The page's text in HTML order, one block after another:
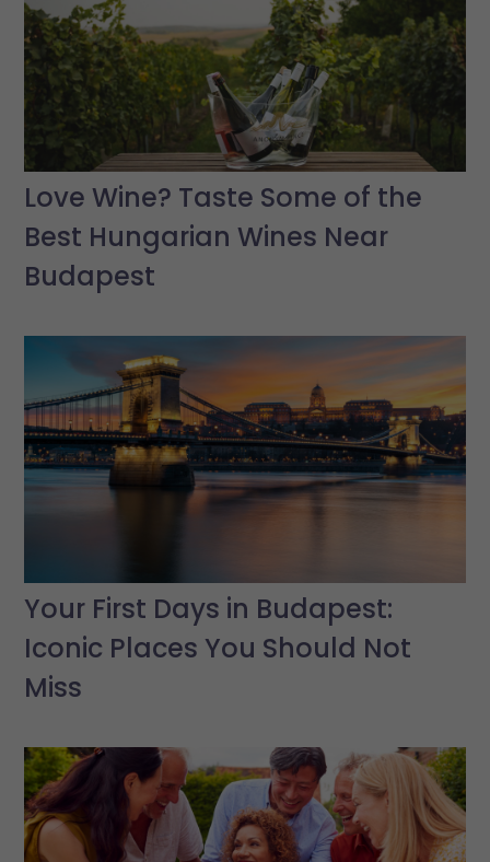
Love Wine? Taste Some of the
Best Hungarian Wines Near
Budapest
Your First Days in Budapest:
Iconic Places You Should Not
Miss